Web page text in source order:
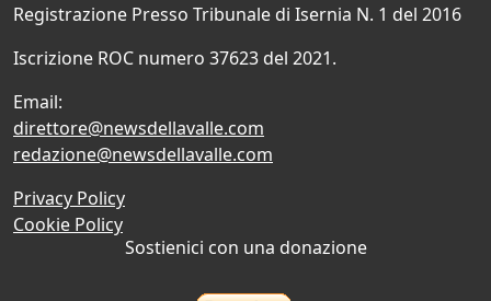
Registrazione Presso Tribunale di Isernia N. 1 del 2016
Iscrizione ROC numero 37623 del 2021.
Email:
direttore@newsdellavalle.com
redazione@newsdellavalle.com
Privacy Policy
Cookie Policy
Sostienici con una donazione